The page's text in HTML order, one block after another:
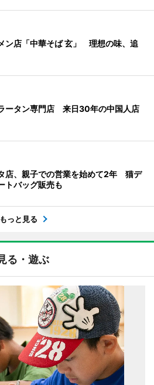
ン店「中華そば 玄」 理想の味、追
ータン専門店 来日30年の中国人店
店、親子での営業を始めて2年 猫デ
トバッグ販売も
もっと見る
る・遊ぶ